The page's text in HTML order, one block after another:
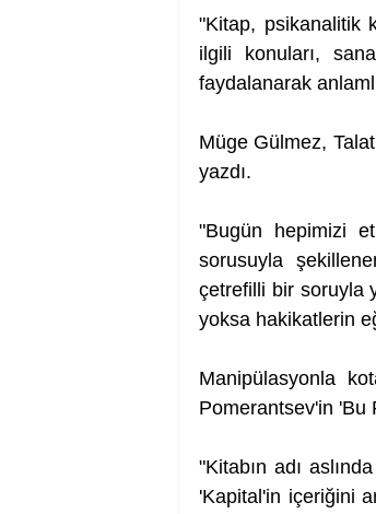
"Kitap, psikanalitik
ilgili konuları,
faydalanarak
Müge Gülmez,
yazdı.
"Bugün hepimizi
sorusuyla
çetrefilli bir soruyla
yoksa hakikatlerin
Manipülasyonla
Pomerantsev'in 'Bu
"Kitabın adı
'Kapital'in içeriğini